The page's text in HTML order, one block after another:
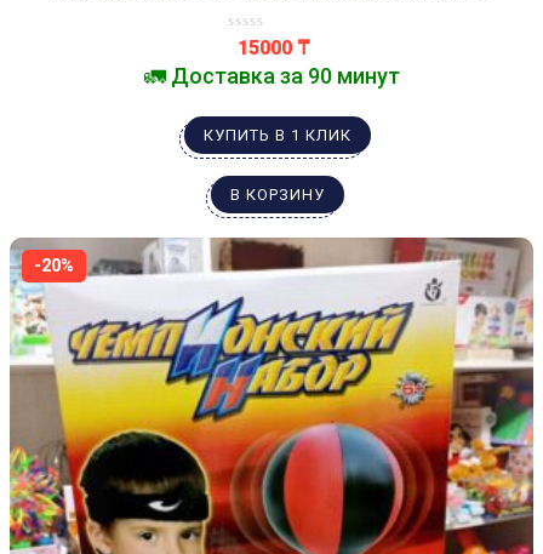
15000 ₸
🚛 Доставка за 90 минут
КУПИТЬ В 1 КЛИК
В КОРЗИНУ
-20%